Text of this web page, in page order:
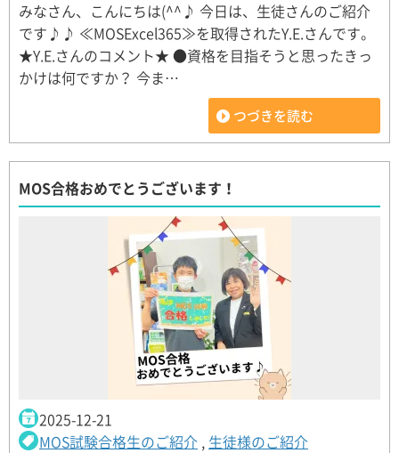
みなさん、こんにちは(^^♪ 今日は、生徒さんのご紹介
です♪♪ ≪MOSExcel365≫を取得されたY.E.さんです。
★Y.E.さんのコメント★ ●資格を目指そうと思ったきっ
かけは何ですか？ 今ま…
つづきを読む
MOS合格おめでとうございます！
2025-12-21
MOS試験合格生のご紹介 , 生徒様のご紹介